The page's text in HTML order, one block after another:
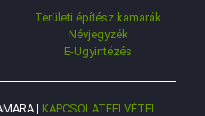
Területi építész kamarák
Névjegyzék
E-Ügyintézés
| KAPCSOLATFELVÉTEL